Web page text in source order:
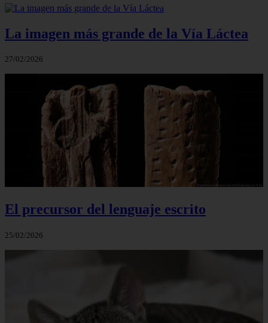
La imagen más grande de la Vía Láctea
27/02/2026
El precursor del lenguaje escrito
25/02/2026